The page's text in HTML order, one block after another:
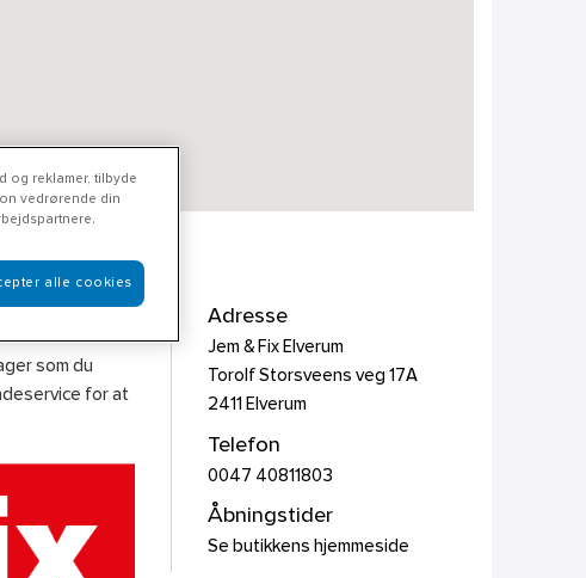
Adresse
Jem & Fix Elverum
Torolf Storsveens veg 17A
2411
Elverum
Telefon
0047 40811803
Åbningstider
Se butikkens hjemmeside
som du
for at
og reklamer, tilbyde
vedrørende din
alle cookies